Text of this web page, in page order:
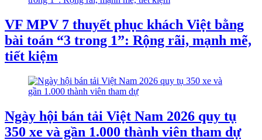
VF MPV 7 thuyết phục khách Việt bằng
bài toán “3 trong 1”: Rộng rãi, mạnh mẽ,
tiết kiệm
Ngày hội bán tải Việt Nam 2026 quy tụ
350 xe và gần 1.000 thành viên tham dự